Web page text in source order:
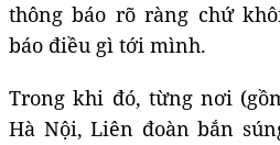
thông báo rõ ràng chứ
báo điều gì tới mình.
Trong khi đó, từng nơi
Hà Nội, Liên đoàn bắn